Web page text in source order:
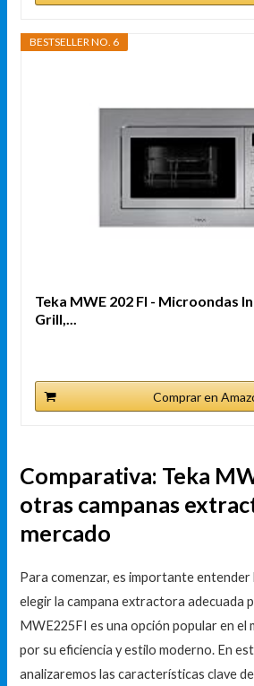
BESTSELLER NO. 6
Teka MWE 202 FI - Microondas
Grill,...
Comprar en
Comparativa: Teka
otras campanas
mercado
Para comenzar, es importante entender
elegir la campana extractora adecuada
MWE225FI es una opción popular en el
por su eficiencia y estilo moderno. En
analizaremos las características clave